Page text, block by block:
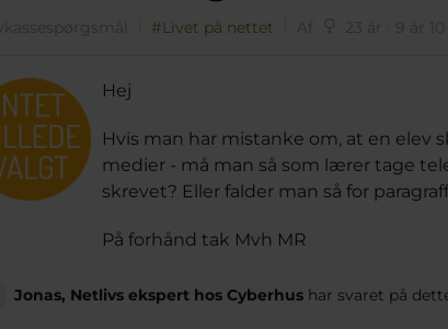
#Livet på nettet Af 23 år · 9 år
Hej
Hvis man har mistanke om, at en elev
medier - må man så som lærer tage
skrevet? Eller falder man så for
På forhånd tak Mvh MR
Jonas, Netlivs ekspert hos Cyberhus har svaret på